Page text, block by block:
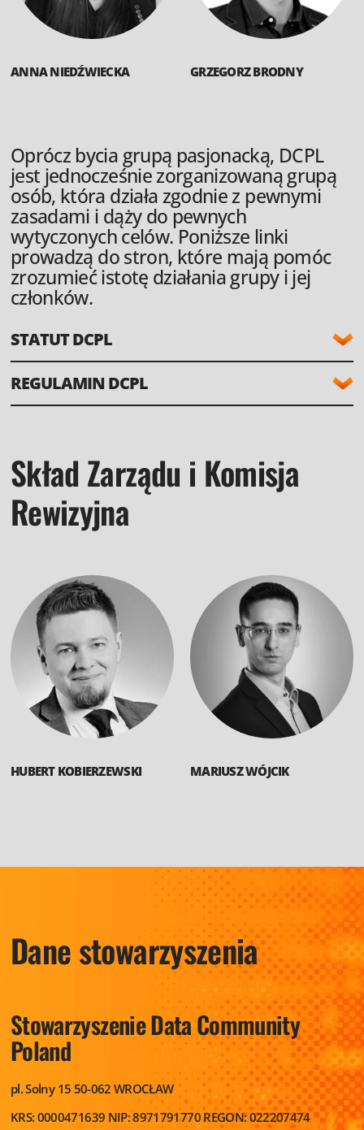
ANNA NIEDŹWIECKA GRZEGORZ BRODNY
Oprócz bycia grupą pasjonacką, DCPL
jest jednocześnie zorganizowaną grupą
osób, która działa zgodnie z pewnymi
zasadami i dąży do pewnych
wytyczonych celów. Poniższe linki
prowadzą do stron, które mają pomóc
zrozumieć istotę działania grupy i jej
członków.
STATUT DCPL
REGULAMIN DCPL
propagować przemocy czy wzywać do nienawiści rasowej,
wyznaniowej lub etnicznej
umieszczać treści obscenicznych i obraźliwych
naruszać prawa własności intelektualnej osób / organizacji
naruszać innych postanowień etykiety sieciowej i dobrych
obyczajów.
Skład Zarządu i Komisja
Rewizyjna
HUBERT KOBIERZEWSKI MARIUSZ WÓJCIK
Dane stowarzyszenia
StowarzyszenieData Community
Poland
pl. Solny 15 50-062 WROCŁAW
KRS: 0000471639 NIP: 8971791770REGON: 022207474